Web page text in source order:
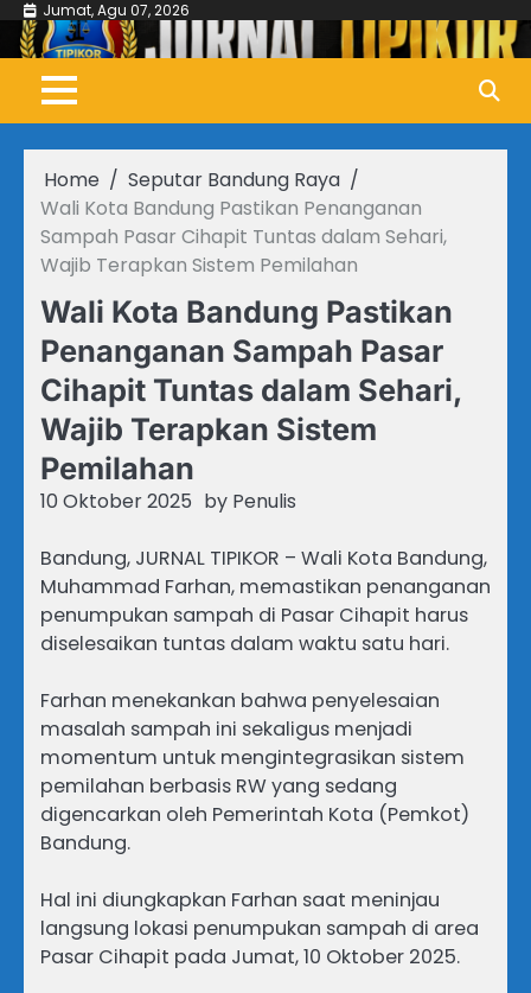
Skip
content
Jumat, Agu 07, 2026
Home
Seputar Bandung Raya
Wali Kota Bandung Pastikan Penanganan
Sampah Pasar Cihapit Tuntas dalam Sehari,
Wajib Terapkan Sistem Pemilahan
Wali Kota Bandung Pastikan
Penanganan Sampah Pasar
Cihapit Tuntas dalam Sehari,
Wajib Terapkan Sistem
Pemilahan
10 Oktober 2025 by Penulis
Bandung, JURNAL TIPIKOR – Wali Kota Bandung,
Muhammad Farhan, memastikan penanganan
penumpukan sampah di Pasar Cihapit harus
diselesaikan tuntas dalam waktu satu hari.
Farhan menekankan bahwa penyelesaian
masalah sampah ini sekaligus menjadi
momentum untuk mengintegrasikan sistem
pemilahan berbasis RW yang sedang
digencarkan oleh Pemerintah Kota (Pemkot)
Bandung.
Hal ini diungkapkan Farhan saat meninjau
langsung lokasi penumpukan sampah di area
Pasar Cihapit pada Jumat, 10 Oktober 2025.